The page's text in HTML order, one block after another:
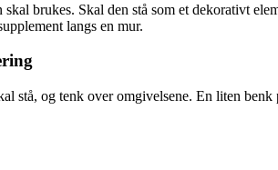
brukes. Skal den stå som et dekorativt
langs en mur.
stå, og tenk over omgivelsene. En liten